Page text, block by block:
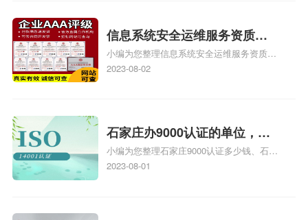
信息系统安全运维服务资质二
级费用，信息系统安全运维服
务资质二级
小编为您整理信息系统安全运维服务资质认
证证书机构有哪些、安全运维服务资质的费
体系认证知识，详情可查看下方正文！
2023-08-02
石家庄办9000认证的单位，石
家庄9000认证的公司
小编为您整理石家庄9000认证多少钱、石家
庄9000认证价格多少钱、石家庄9000认证
2023-08-01